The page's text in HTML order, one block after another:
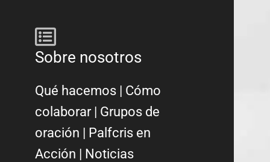
Sobre nosotros
Qué hacemos | Cómo
colaborar| Grupos de
oración | Palfcris en
Acción | Noticias